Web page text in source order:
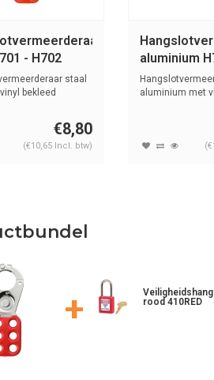
- H702
staal
bekleed
€8,80
(€10,65 Incl. btw)
aluminium
aluminium met
+
rood 410RED